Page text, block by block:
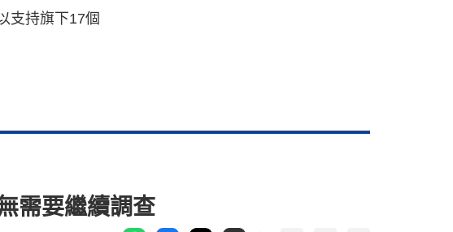
支持旗下17個
需要繼續調查